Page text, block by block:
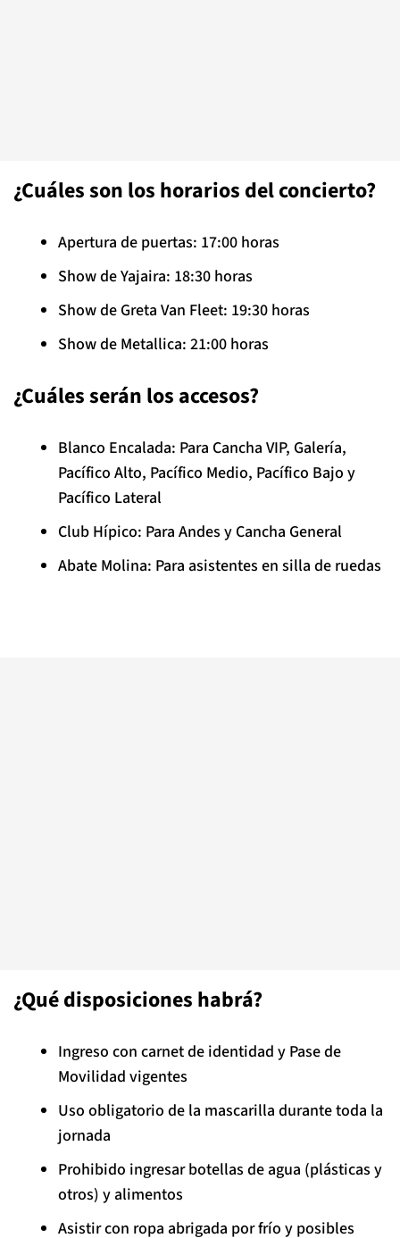
¿Cuáles son los horarios del concierto?
Apertura de puertas: 17:00 horas
Show de Yajaira: 18:30 horas
Show de Greta Van Fleet: 19:30 horas
Show de Metallica: 21:00 horas
¿Cuáles serán los accesos?
Blanco Encalada: Para Cancha VIP, Galería,
Pacífico Alto, Pacífico Medio, Pacífico Bajo y
Pacífico Lateral
Club Hípico: Para Andes y Cancha General
Abate Molina: Para asistentes en silla de ruedas
¿Qué disposiciones habrá?
Ingreso con carnet de identidad y Pase de
Movilidad vigentes
Uso obligatorio de la mascarilla durante toda la
jornada
Prohibido ingresar botellas de agua (plásticas y
otros) y alimentos
Asistir con ropa abrigada por frío y posibles